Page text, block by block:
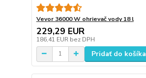
Vevor 36000 W ohrievač vody 18 l
229,29 EUR
186,41 EUR bez DPH
Pridať do košíka